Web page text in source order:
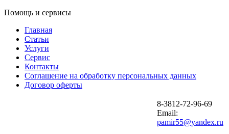
Помощь и сервисы
Главная
Статьи
Услуги
Сервис
Контакты
Соглашение на обработку персональных данных
Договор оферты
8-3812-72-96-69
Email:
pamir55@yandex.ru